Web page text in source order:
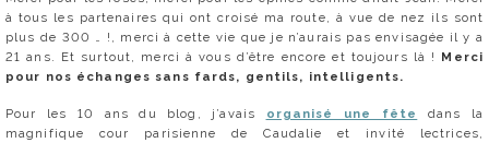
à tous les partenaires qui ont croisé ma route, à vue de nez ils sont
plus de 300 … !, merci à cette vie que je n’aurais pas envisagée il y a
21 ans. Et surtout, merci à vous d’être encore et toujours là ! Merci
pour nos échanges sans fards, gentils, intelligents.
Pour les 10 ans du blog, j’avais organisé une fête
dans la
magnifique cour parisienne de Caudalie et invité lectrices,